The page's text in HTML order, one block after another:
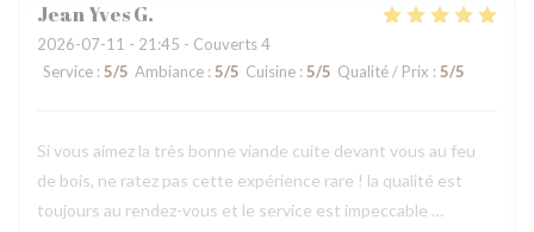
Jean YvesG
2026-07-11 - 21:45 - Couverts 4
Service : 5/5 Ambiance : 5/5 Cuisine : 5/5 Qualité / Prix : 5/5
Si vous aimez la très bonne viande cuite devant vous au feu
de bois, ne ratez pas cette expérience rare ! la qualité est
toujours au rendez-vous et le service est impeccable …